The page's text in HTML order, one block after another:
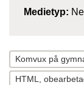
Medietyp:
Komvux på
HTML,